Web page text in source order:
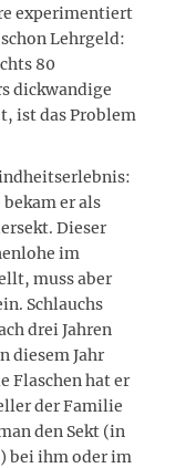
experimentiert
Lehrgeld:
80
dickwandige
ist das Problem
er als
Dieser
im
muss aber
Schlauchs
drei Jahren
diesem Jahr
Flaschen hat er
der Familie
den Sekt (in
bei ihm oder im